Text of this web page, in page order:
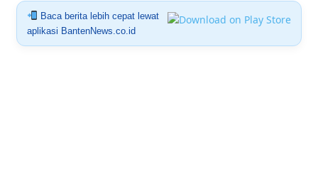
Baca berita lebih cepat lewat
aplikasi BantenNews.co.id